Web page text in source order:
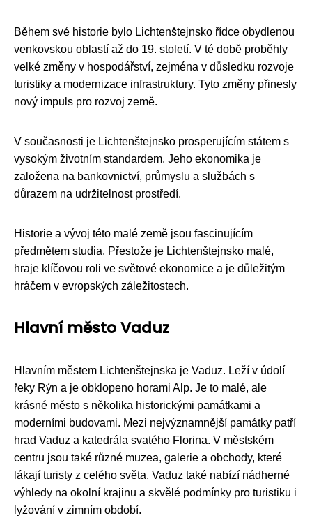
Během své historie bylo Lichtenštejnsko řídce obydlenou
venkovskou oblastí až do 19. století. V té době proběhly
velké změny v hospodářství, zejména v důsledku rozvoje
turistiky a modernizace infrastruktury. Tyto změny přinesly
nový impuls pro rozvoj země.
V současnosti je Lichtenštejnsko prosperujícím státem s
vysokým životním standardem. Jeho ekonomika je
založena na bankovnictví, průmyslu a službách s
důrazem na udržitelnost prostředí.
Historie a vývoj této malé země jsou fascinujícím
předmětem studia. Přestože je Lichtenštejnsko malé,
hraje klíčovou roli ve světové ekonomice a je důležitým
hráčem v evropských záležitostech.
Hlavní město Vaduz
Hlavním městem Lichtenštejnska je Vaduz. Leží v údolí
řeky Rýn a je obklopeno horami Alp. Je to malé, ale
krásné město s několika historickými památkami a
moderními budovami. Mezi nejvýznamnější památky patří
hrad Vaduz a katedrála svatého Florina. V městském
centru jsou také různé muzea, galerie a obchody, které
lákají turisty z celého světa. Vaduz také nabízí nádherné
výhledy na okolní krajinu a skvělé podmínky pro turistiku i
lyžování v zimním období.